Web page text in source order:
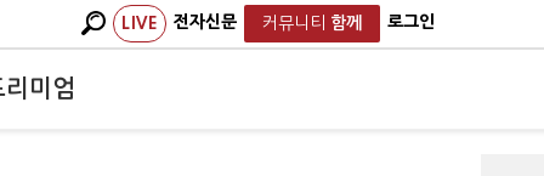
LIVE 전자신문 커뮤니티 함께 로그인
리미엄